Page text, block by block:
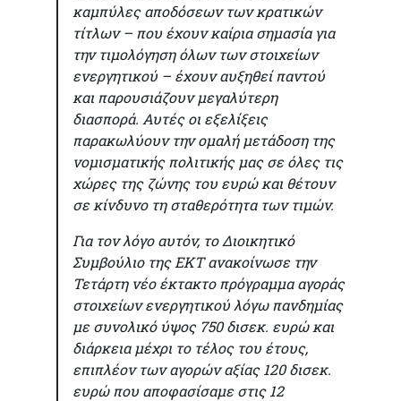
καμπύλες αποδόσεων των κρατικών
τίτλων – που έχουν καίρια σημασία για
την τιμολόγηση όλων των στοιχείων
ενεργητικού – έχουν αυξηθεί παντού
και παρουσιάζουν μεγαλύτερη
διασπορά. Αυτές οι εξελίξεις
παρακωλύουν την ομαλή μετάδοση της
νομισματικής πολιτικής μας σε όλες τις
χώρες της ζώνης του ευρώ και θέτουν
σε κίνδυνο τη σταθερότητα των τιμών.
Για τον λόγο αυτόν, το Διοικητικό
Συμβούλιο της ΕΚΤ ανακοίνωσε την
Τετάρτη νέο έκτακτο πρόγραμμα αγοράς
στοιχείων ενεργητικού λόγω πανδημίας
με συνολικό ύψος 750 δισεκ. ευρώ και
διάρκεια μέχρι το τέλος του έτους,
επιπλέον των αγορών αξίας 120 δισεκ.
ευρώ που αποφασίσαμε στις 12